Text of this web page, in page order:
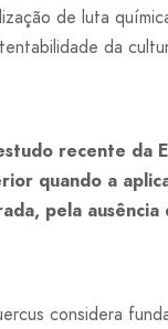
de luta
da
recente da
quando a
pela
considera